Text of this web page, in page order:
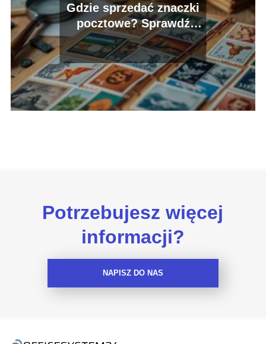
Gdzie sprzedać znaczki
pocztowe? Sprawdź
najlepsze miejsca!
Potrzebujesz więcej
informacji?
NAPISZ DO NAS